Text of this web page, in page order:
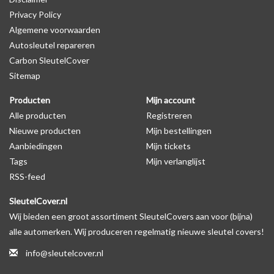
Levering
Voor 16:00 besteld = Dezelfde dag verzonden
Verzending naar België: 1/3 werkdagen
Merk: SleutelCover
Geschikt voor: Fiat
Gewicht: 20g
Materiaal: Siliconen
Geschikt voor o.a. de volgende modellen:
* Afhankelijk van het bouwjaar
* Controleer
altijd alsnog eerst uw model sleutel met het
Privacy Policy
Algemene voorwaarden
Autosleutel repareren
Carbon SleutelCover
Sitemap
Producten
Alle producten
Nieuwe producten
Aanbiedingen
Tags
RSS-feed
Mijn account
Registreren
Mijn bestellingen
Mijn tickets
Mijn verlanglijst
SleutelCover.nl
Wij bieden een groot assortiment SleutelCovers aan voor (bijna)
alle automerken. Wij produceren regelmatig nieuwe sleutel covers!
info@sleutelcover.nl